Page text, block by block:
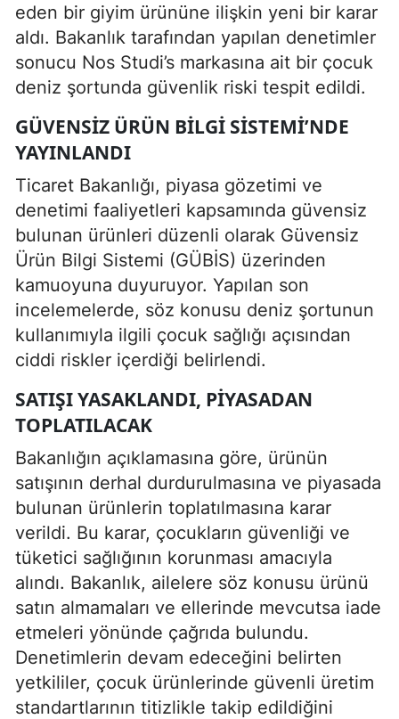
eden bir giyim ürününe ilişkin yeni bir karar
aldı. Bakanlık tarafından yapılan denetimler
sonucu Nos Studi’s markasına ait bir çocuk
deniz şortunda güvenlik riski tespit edildi.
GÜVENSIZ ÜRÜN BILGI SISTEMI’NDE
YAYINLANDI
Ticaret Bakanlığı, piyasa gözetimi ve
denetimi faaliyetleri kapsamında güvensiz
bulunan ürünleri düzenli olarak Güvensiz
Ürün Bilgi Sistemi (GÜBİS) üzerinden
kamuoyuna duyuruyor. Yapılan son
incelemelerde, söz konusu deniz şortunun
kullanımıyla ilgili çocuk sağlığı açısından
ciddi riskler içerdiği belirlendi.
SATIŞI YASAKLANDI, PIYASADAN
TOPLATILACAK
Bakanlığın açıklamasına göre, ürünün
satışının derhal durdurulmasına ve piyasada
bulunan ürünlerin toplatılmasına karar
verildi. Bu karar, çocukların güvenliği ve
tüketici sağlığının korunması amacıyla
alındı. Bakanlık, ailelere söz konusu ürünü
satın almamaları ve ellerinde mevcutsa iade
etmeleri yönünde çağrıda bulundu.
Denetimlerin devam edeceğini belirten
yetkililer, çocuk ürünlerinde güvenli üretim
standartlarının titizlikle takip edildiğini